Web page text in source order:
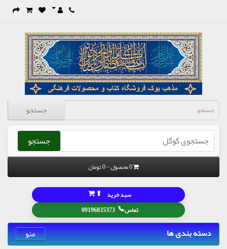
جستجو
جستجو
0 محصول - 0 تومان
تماس📞
09196835373
سبد خرید ⬆
دسته بندی ها منو